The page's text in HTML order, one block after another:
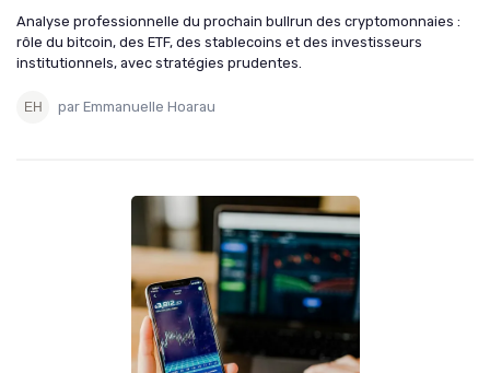
Analyse professionnelle du prochain bullrun des cryptomonnaies :
rôle du bitcoin, des ETF, des stablecoins et des investisseurs
institutionnels, avec stratégies prudentes.
par Emmanuelle Hoarau